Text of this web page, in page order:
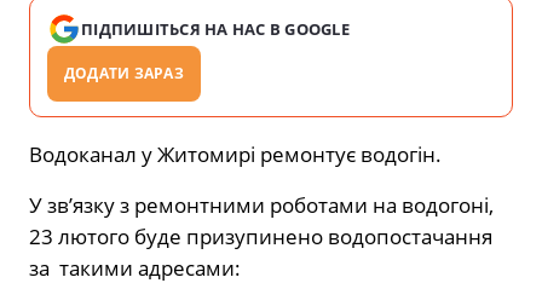
ПІДПИШІТЬСЯ НА НАС В GOOGLE
ДОДАТИ ЗАРАЗ
Водоканал у Житомирі ремонтує водогін.
У зв’язку з ремонтними роботами на водогоні,
23 лютого буде призупинено водопостачання
за такими адресами: